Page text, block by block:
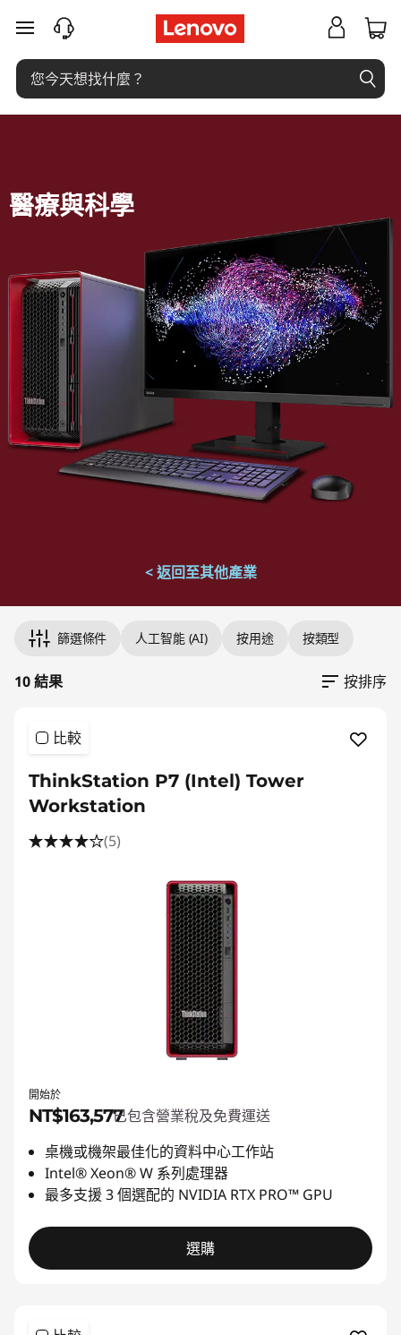
適
用
於
療
與
科
學
的
強
大
跳至主要內容
醫療與科學
< 返回至其他產業
篩選條件 人工智能 (AI) 按用途 按類型
10 結果 按排序
比較
ThinkStation P7 (Intel) Tower
Workstation
(5)
開始於
NT$163,577已包含營業稅及免費運送
桌機或機架最佳化的資料中心工作站
Intel® Xeon® W 系列處理器
最多支援 3 個選配的 NVIDIA RTX PRO™ GPU
選購